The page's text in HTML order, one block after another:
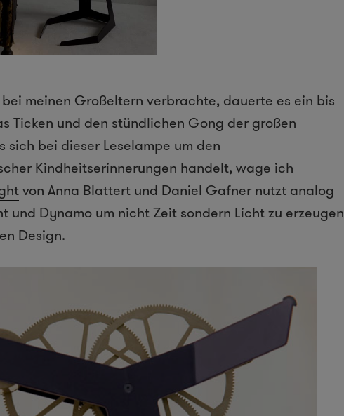
meinen Großeltern verbrachte, dauerte es ein bis
Ticken und den stündlichen Gong der großen
bei dieser Leselampe um den
Kindheitserinnerungen handelt, wage ich
von Anna Blattert und Daniel Gafner nutzt analog
und Dynamo um nicht Zeit sondern Licht zu erzeugen
Design.